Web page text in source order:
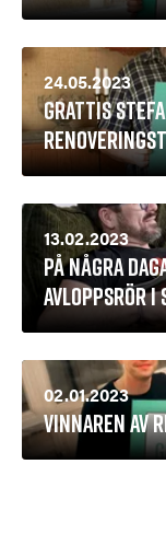
Grattis
24.05.2023
På några
avloppsrör i
13.02.2023
Vinnaren av
02.01.2023